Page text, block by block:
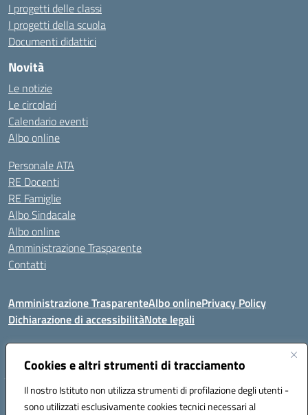
Cookies e altri strumenti di tracciamento
Il nostro Istituto non utilizza strumenti di profilazione degli utenti -
sono utilizzati esclusivamente cookies tecnici necessari al
I progetti delle classi
I progetti della scuola
Documenti didattici
Novità
Le notizie
Le circolari
Calendario eventi
Albo online
Personale ATA
RE Docenti
RE Famiglie
Albo Sindacale
Albo online
Amministrazione Trasparente
Contatti
Amministrazione TrasparenteAlbo onlinePrivacy Policy
Dichiarazione di accessibilitàNote legali